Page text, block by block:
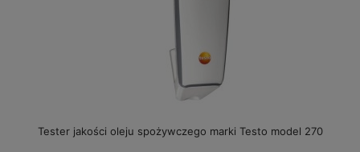
Tester jakości oleju spożywczego marki Testo model 270